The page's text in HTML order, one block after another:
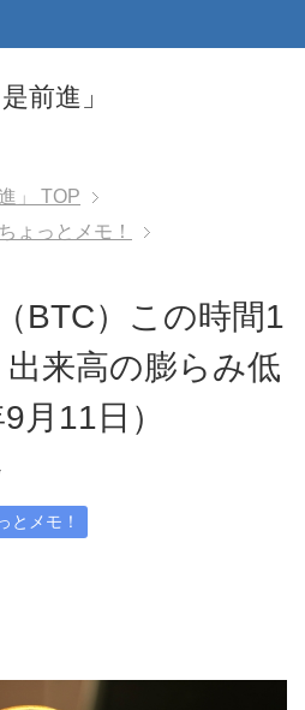
前進」
」
TOP
ょっとメモ！
BTC）この時間1
来高の膨らみ低
月11日）
とメモ！